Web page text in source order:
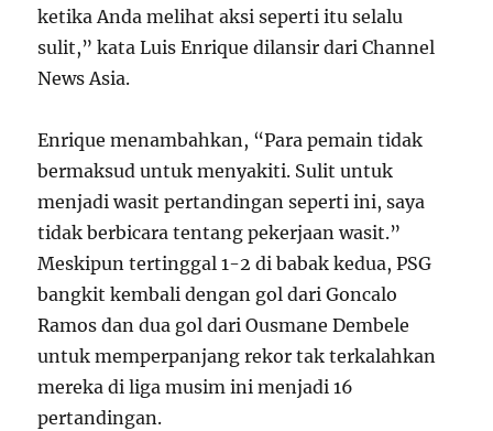
ketika Anda melihat aksi seperti itu selalu
sulit,” kata Luis Enrique dilansir dari Channel
News Asia.
Enrique menambahkan, “Para pemain tidak
bermaksud untuk menyakiti. Sulit untuk
menjadi wasit pertandingan seperti ini, saya
tidak berbicara tentang pekerjaan wasit.”
Meskipun tertinggal 1-2 di babak kedua, PSG
bangkit kembali dengan gol dari Goncalo
Ramos dan dua gol dari Ousmane Dembele
untuk memperpanjang rekor tak terkalahkan
mereka di liga musim ini menjadi 16
pertandingan.